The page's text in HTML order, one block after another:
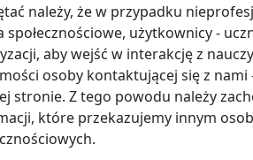
należy, że w przypadku
społecznościowe, użytkownicy -
aby wejść w interakcję z
osoby kontaktującej się z
stronie. Z tego powodu należy
które przekazujemy innym